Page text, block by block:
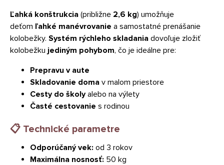
Ľahká konštrukcia (približne 2,6 kg) umožňuje
deťom ľahké manévrovanie a samostatné prenášanie
kolobežky. Systém rýchleho skladania dovoľuje zložiť
kolobežku jediným pohybom, čo je ideálne pre:
Prepravu v aute
Skladovanie doma v malom priestore
Cesty do školy alebo na výlety
Časté cestovanie s rodinou
📋 Technické parametre
Odporúčaný vek: od 3 rokov
Maximálna nosnosť: 50 kg